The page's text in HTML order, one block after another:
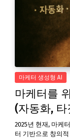
마케터 생성형 AI
마케터를
(자동화,
2025년 현재, 마케
터 기반으로 창의